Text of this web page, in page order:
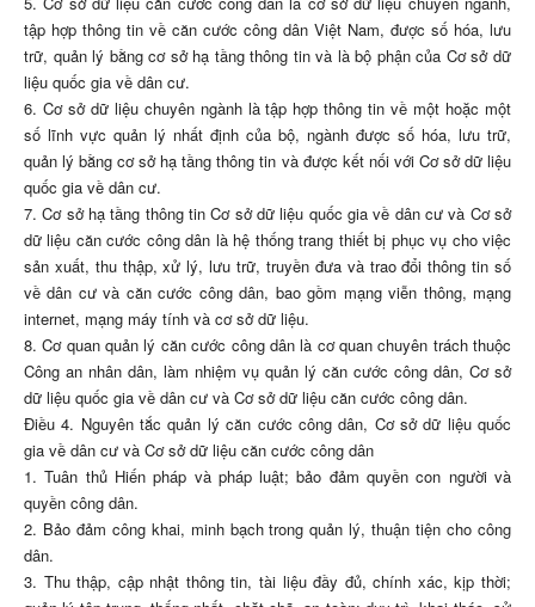
tập hợp thông tin về căn cước công dân Việt Nam, được số hóa, lưu
trữ, quản lý bằng cơ sở hạ tầng thông tin và là bộ phận của Cơ sở dữ
liệu quốc gia về dân cư.
6. Cơ sở dữ liệu chuyên ngành là tập hợp thông tin về một hoặc một
số lĩnh vực quản lý nhất định của bộ, ngành được số hóa, lưu trữ,
quản lý bằng cơ sở hạ tầng thông tin và được kết nối với Cơ sở dữ liệu
quốc gia về dân cư.
7. Cơ sở hạ tầng thông tin Cơ sở dữ liệu quốc gia về dân cư và Cơ sở
dữ liệu căn cước công dân là hệ thống trang thiết bị phục vụ cho việc
sản xuất, thu thập, xử lý, lưu trữ, truyền đưa và trao đổi thông tin số
về dân cư và căn cước công dân, bao gồm mạng viễn thông, mạng
internet, mạng máy tính và cơ sở dữ liệu.
8. Cơ quan quản lý căn cước công dân là cơ quan chuyên trách thuộc
Công an nhân dân, làm nhiệm vụ quản lý căn cước công dân, Cơ sở
dữ liệu quốc gia về dân cư và Cơ sở dữ liệu căn cước công dân.
Điều 4. Nguyên tắc quản lý căn cước công dân, Cơ sở dữ liệu quốc
gia về dân cư và Cơ sở dữ liệu căn cước công dân
1. Tuân thủ Hiến pháp và pháp luật; bảo đảm quyền con người và
quyền công dân.
2. Bảo đảm công khai, minh bạch trong quản lý, thuận tiện cho công
dân.
3. Thu thập, cập nhật thông tin, tài liệu đầy đủ, chính xác, kịp thời;